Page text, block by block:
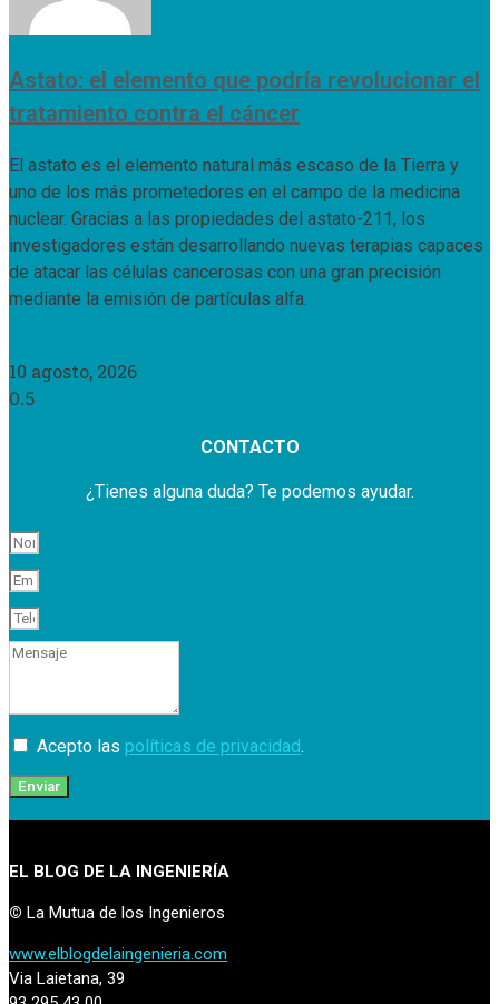
Astato: el elemento que podría revolucionar el
tratamiento contra el cáncer
El astato es el elemento natural más escaso de la Tierra y
uno de los más prometedores en el campo de la medicina
nuclear. Gracias a las propiedades del astato-211, los
investigadores están desarrollando nuevas terapias capaces
de atacar las células cancerosas con una gran precisión
mediante la emisión de partículas alfa.
10 agosto, 2026
CONTACTO
¿Tienes alguna duda? Te podemos ayudar.
Acepto las políticas de privacidad.
Enviar
EL BLOG DE LA INGENIERÍA
© La Mutua de los Ingenieros
www.elblogdelaingenieria.com
Via Laietana, 39